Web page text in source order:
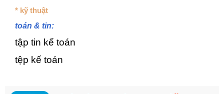
* kỹ thuật
toán & tin:
tập tin kế toán
tệp kế toán